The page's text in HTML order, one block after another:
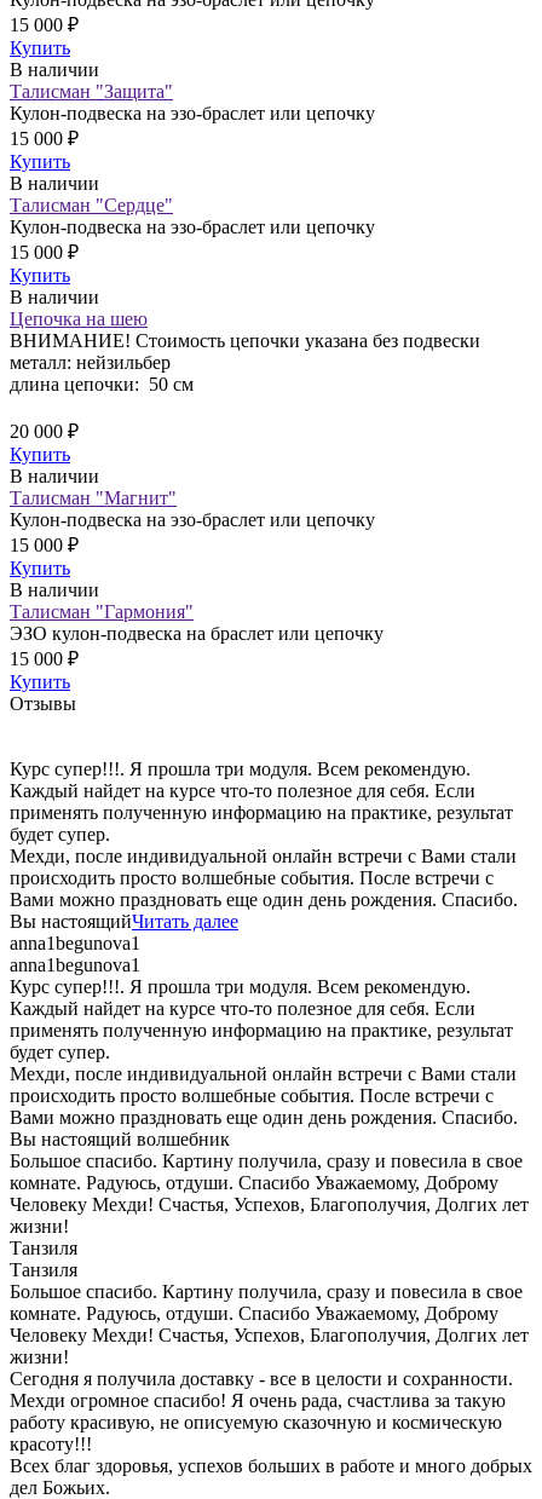
15 000 ₽
Купить
В наличии
Талисман "Защита"
Кулон-подвеска на эзо-браслет или цепочку
15 000 ₽
Купить
В наличии
Талисман "Сердце"
Кулон-подвеска на эзо-браслет или цепочку
15 000 ₽
Купить
В наличии
Цепочка на шею
ВНИМАНИЕ! Стоимость цепочки указана без подвески
металл: нейзильбер
длина цепочки: 50 см
20 000 ₽
Купить
В наличии
Талисман "Магнит"
Кулон-подвеска на эзо-браслет или цепочку
15 000 ₽
Купить
В наличии
Талисман "Гармония"
ЭЗО кулон-подвеска на браслет или цепочку
15 000 ₽
Купить
Отзывы
Курс супер!!!. Я прошла три модуля. Всем рекомендую.
Каждый найдет на курсе что-то полезное для себя. Если
применять полученную информацию на практике, результат
будет супер.
Мехди, после индивидуальной онлайн встречи с Вами стали
происходить просто волшебные события. После встречи с
Вами можно праздновать еще один день рождения. Спасибо.
Вы настоящийЧитать далее
anna1begunova1
anna1begunova1
Курс супер!!!. Я прошла три модуля. Всем рекомендую.
Каждый найдет на курсе что-то полезное для себя. Если
применять полученную информацию на практике, результат
будет супер.
Мехди, после индивидуальной онлайн встречи с Вами стали
происходить просто волшебные события. После встречи с
Вами можно праздновать еще один день рождения. Спасибо.
Вы настоящий волшебник
Большое спасибо. Картину получила, сразу и повесила в свое
комнате. Радуюсь, отдуши. Спасибо Уважаемому, Доброму
Человеку Мехди! Счастья, Успехов, Благополучия, Долгих лет
жизни!
Танзиля
Танзиля
Большое спасибо. Картину получила, сразу и повесила в свое
комнате. Радуюсь, отдуши. Спасибо Уважаемому, Доброму
Человеку Мехди! Счастья, Успехов, Благополучия, Долгих лет
жизни!
Сегодня я получила доставку - все в целости и сохранности.
Мехди огромное спасибо! Я очень рада, счастлива за такую
работу красивую, не описуемую сказочную и космическую
красоту!!!
Всех благ здоровья, успехов больших в работе и много добрых
дел Божьих.